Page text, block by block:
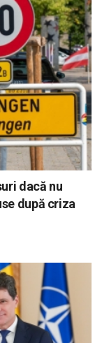
dacă nu
după criza